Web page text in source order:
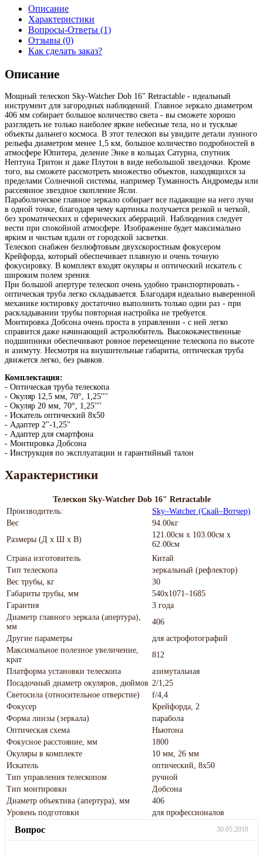
Описание
Характеристики
Вопросы-Ответы (1)
Отзывы (0)
Как сделать заказ?
Описание
Мощный телескоп Sky-Watcher Dob 16" Retractable - идеальный
инструмент для загородных наблюдений. Главное зеркало диаметром
406 мм собирает большое количество света - вы сможете хорошо
разглядеть не только наиболее яркие небесные тела, но и тусклые
объекты дальнего космоса. В этот телескоп вы увидите детали лунного
рельефа диаметром менее 1,5 км, большое количество подробностей в
атмосфере Юпитера, деление Энке в кольцах Сатурна, спутник
Нептуна Тритон и даже Плутон в виде небольшой звездочки. Кроме
того, вы сможете рассмотреть множество объектов, находящихся за
пределами Солнечной системы, например Туманность Андромеды или
рассеянное звездное скопление Ясли.
Параболическое главное зеркало собирает все падающие на него лучи
в одной точке, благодаря чему картинка получается резкой и четкой,
без хроматических и сферических аберраций. Наблюдения следует
вести при спокойной атмосфере. Изображение будет максимально
ярким и чистым вдали от городской засветки.
Телескоп снабжен безлюфтовым двухскоростным фокусером
Крейфорда, который обеспечивает плавную и очень точную
фокусировку. В комплект входят окуляры и оптический искатель с
широким полем зрения.
При большой апертуре телескоп очень удобно транспортировать -
оптическая труба легко складывается. Благодаря идеально выверенной
механике юстировку достаточно выполнить только один раз - при
раскладывании трубы повторная настройка не требуется.
Монтировка Добсона очень проста в управлении - с ней легко
справится даже начинающий астролюбитель. Высококачественные
подшипники обеспечивают ровное перемещение телескопа по высоте
и азимуту. Несмотря на внушительные габариты, оптическая труба
движется легко, без рывков.
Комплектация:
- Оптическая труба телескопа
- Окуляр 12,5 мм, 70°, 1,25''''
- Окуляр 20 мм, 70°, 1,25''''
- Искатель оптический 8x50
- Адаптер 2"-1,25"
- Адаптер для смартфона
- Монтировка Добсона
- Инструкция по эксплуатации и гарантийный талон
Характеристики
Телескоп Sky-Watcher Dob 16" Retractable
Производитель:
Sky–Watcher (Скай–Вотчер)
Вес
94.00кг
Размеры (Д х Ш х В)
121.00см x 103.00см x
62.00см
Страна изготовитель
Китай
Тип телескопа
зеркальный (рефлектор)
Вес трубы, кг
30
Габариты трубы, мм
540x1071–1685
Гарантия
3 года
Диаметр главного зеркала (апертура),
мм
406
Другие параметры
для астрофотографий
Максимальное полезное увеличение,
крат
812
Платформа установки телескопа
азимутальная
Посадочный диаметр окуляров, дюймов 2/1,25
Светосила (относительное отверстие)
f/4,4
Фокусер
Крейфорда, 2
Форма линзы (зеркала)
парабола
Оптическая схема
Ньютона
Фокусное расстояние, мм
1800
Окуляры в комплекте
10 мм, 26 мм
Искатель
оптический, 8x50
Тип управления телескопом
ручной
Тип монтировки
Добсона
Диаметр объектива (апертура), мм
406
Уровень подготовки
для профессионалов
Вопрос 30.05.2018